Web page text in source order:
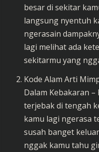
besar di sekitar
langsung nyentuh
ngerasain
lagi melihat ada
sekitarmu yang
Kode Alam Arti
Dalam Kebakaran
terjebak di tengah
kamu lagi ngerasa
susah banget
nggak kamu tahu